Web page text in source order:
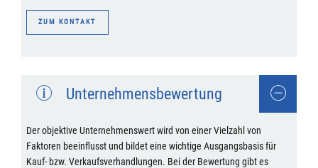
ZUM KONTAKT
Unternehmensbewertung
Der objektive Unternehmenswert wird von einer Vielzahl von
Faktoren beeinflusst und bildet eine wichtige Ausgangsbasis für
Kauf- bzw. Verkaufsverhandlungen. Bei der Bewertung gibt es